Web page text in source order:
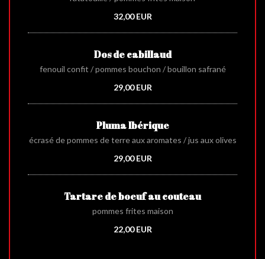
32,00 EUR
Dos de cabillaud
fenouil confit / pommes bouchon / bouillon safrané
29,00 EUR
Pluma Ibérique
écrasé de pommes de terre aux aromates / jus aux olives
29,00 EUR
Tartare de boeuf au couteau
pommes frites maison
22,00 EUR